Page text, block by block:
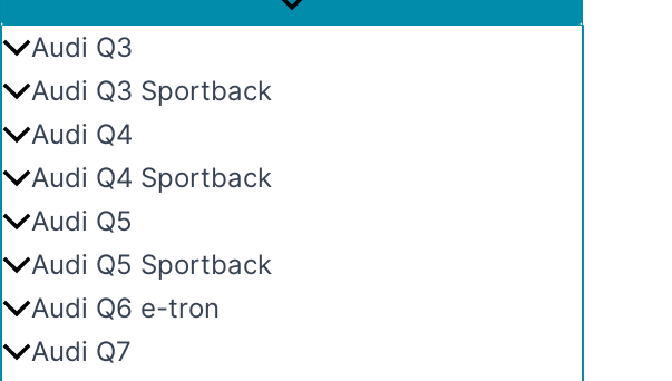
Audi Q3
Audi Q3 Sportback
Audi Q4
Audi Q4 Sportback
Audi Q5
Audi Q5 Sportback
Audi Q6 e-tron
Audi Q7